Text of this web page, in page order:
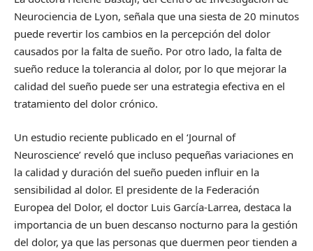
Neurociencia de Lyon, señala que una siesta de 20 minutos
puede revertir los cambios en la percepción del dolor
causados por la falta de sueño. Por otro lado, la falta de
sueño reduce la tolerancia al dolor, por lo que mejorar la
calidad del sueño puede ser una estrategia efectiva en el
tratamiento del dolor crónico.
Un estudio reciente publicado en el ‘Journal of
Neuroscience’ reveló que incluso pequeñas variaciones en
la calidad y duración del sueño pueden influir en la
sensibilidad al dolor. El presidente de la Federación
Europea del Dolor, el doctor Luis García-Larrea, destaca la
importancia de un buen descanso nocturno para la gestión
del dolor, ya que las personas que duermen peor tienden a